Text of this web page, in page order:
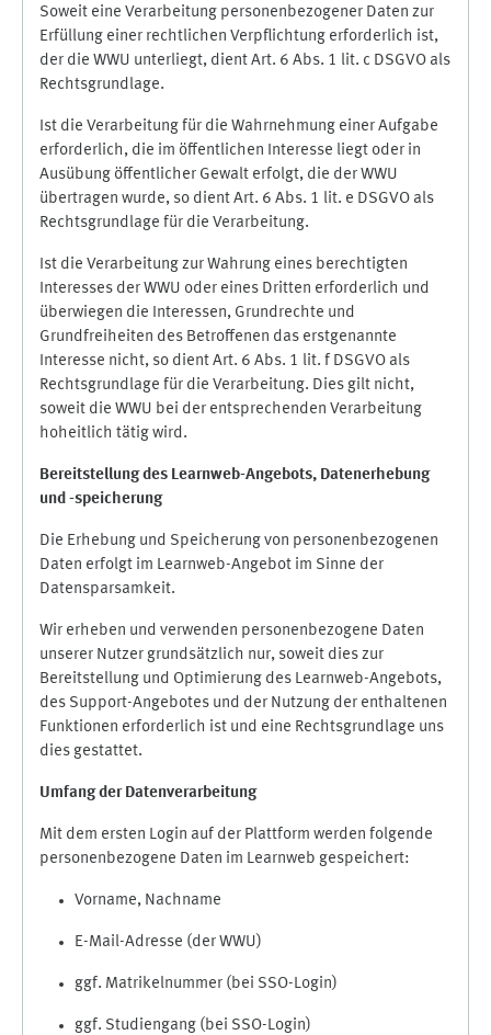
Soweit eine Verarbeitung personenbezogener Daten zur
Erfüllung einer rechtlichen Verpflichtung erforderlich ist,
der die WWU unterliegt, dient Art. 6 Abs. 1 lit. c DSGVO als
Rechtsgrundlage.
Ist die Verarbeitung für die Wahrnehmung einer Aufgabe
erforderlich, die im öffentlichen Interesse liegt oder in
Ausübung öffentlicher Gewalt erfolgt, die der WWU
übertragen wurde, so dient Art. 6 Abs. 1 lit. e DSGVO als
Rechtsgrundlage für die Verarbeitung.
Ist die Verarbeitung zur Wahrung eines berechtigten
Interesses der WWU oder eines Dritten erforderlich und
überwiegen die Interessen, Grundrechte und
Grundfreiheiten des Betroffenen das erstgenannte
Interesse nicht, so dient Art. 6 Abs. 1 lit. f DSGVO als
Rechtsgrundlage für die Verarbeitung. Dies gilt nicht,
soweit die WWU bei der entsprechenden Verarbeitung
hoheitlich tätig wird.
Bereitstellung des Learnweb-Angebots, Datenerhebung
und -speicherung
Die Erhebung und Speicherung von personenbezogenen
Daten erfolgt im Learnweb-Angebot im Sinne der
Datensparsamkeit.
Wir erheben und verwenden personenbezogene Daten
unserer Nutzer grundsätzlich nur, soweit dies zur
Bereitstellung und Optimierung des Learnweb-Angebots,
des Support-Angebotes und der Nutzung der enthaltenen
Funktionen erforderlich ist und eine Rechtsgrundlage uns
dies gestattet.
Umfang der Datenverarbeitung
Mit dem ersten Login auf der Plattform werden folgende
personenbezogene Daten im Learnweb gespeichert:
Vorname, Nachname
E-Mail-Adresse (der WWU)
ggf. Matrikelnummer (bei SSO-Login)
ggf. Studiengang (bei SSO-Login)